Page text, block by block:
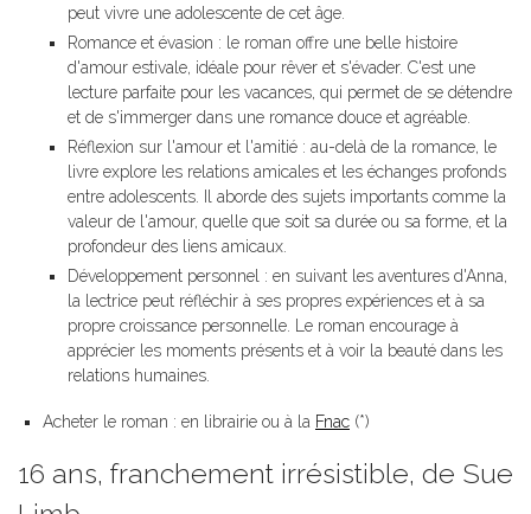
peut vivre une adolescente de cet âge.
Romance et évasion : le roman offre une belle histoire
d'amour estivale, idéale pour rêver et s'évader. C'est une
lecture parfaite pour les vacances, qui permet de se détendre
et de s'immerger dans une romance douce et agréable.
Réflexion sur l'amour et l'amitié : au-delà de la romance, le
livre explore les relations amicales et les échanges profonds
entre adolescents. Il aborde des sujets importants comme la
valeur de l'amour, quelle que soit sa durée ou sa forme, et la
profondeur des liens amicaux.
Développement personnel : en suivant les aventures d'Anna,
la lectrice peut réfléchir à ses propres expériences et à sa
propre croissance personnelle. Le roman encourage à
apprécier les moments présents et à voir la beauté dans les
relations humaines.
Acheter le roman : en librairie ou à la Fnac (*)
16 ans, franchement irrésistible, de Sue